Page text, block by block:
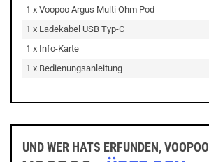
1 x Voopoo Argus Multi Ohm Pod
1 x Ladekabel USB Typ-C
1 x Info-Karte
1 x Bedienungsanleitung
UND WER HATS ERFUNDEN, VOOPOO